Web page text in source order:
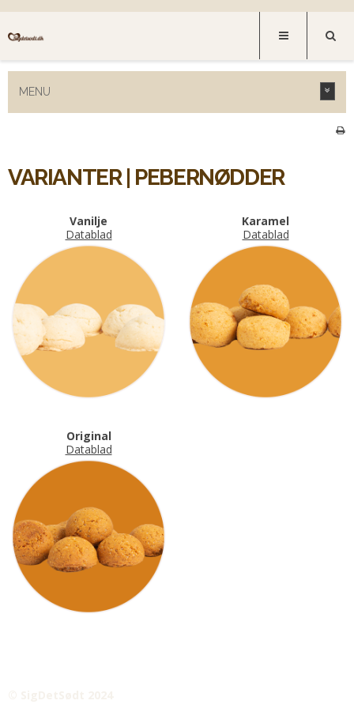
MENU
VARIANTER | PEBERNØDDER
Vanilje
Datablad
Karamel
Datablad
Original
Datablad